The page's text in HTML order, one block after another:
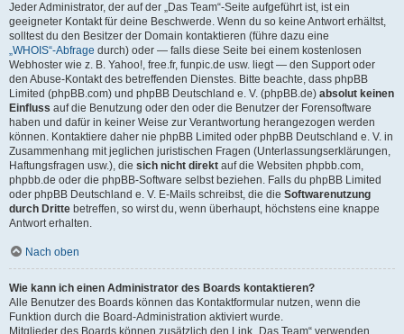
Jeder Administrator, der auf der „Das Team“-Seite aufgeführt ist, ist ein
geeigneter Kontakt für deine Beschwerde. Wenn du so keine Antwort erhältst,
solltest du den Besitzer der Domain kontaktieren (führe dazu eine
„WHOIS“-Abfrage durch) oder — falls diese Seite bei einem kostenlosen
Webhoster wie z. B. Yahoo!, free.fr, funpic.de usw. liegt — den Support oder
den Abuse-Kontakt des betreffenden Dienstes. Bitte beachte, dass phpBB
Limited (phpBB.com) und phpBB Deutschland e. V. (phpBB.de) absolut keinen
Einfluss auf die Benutzung oder den oder die Benutzer der Forensoftware
haben und dafür in keiner Weise zur Verantwortung herangezogen werden
können. Kontaktiere daher nie phpBB Limited oder phpBB Deutschland e. V. in
Zusammenhang mit jeglichen juristischen Fragen (Unterlassungserklärungen,
Haftungsfragen usw.), die sich nicht direkt auf die Websiten phpbb.com,
phpbb.de oder die phpBB-Software selbst beziehen. Falls du phpBB Limited
oder phpBB Deutschland e. V. E-Mails schreibst, die die Softwarenutzung
durch Dritte betreffen, so wirst du, wenn überhaupt, höchstens eine knappe
Antwort erhalten.
Nach oben
Wie kann ich einen Administrator des Boards kontaktieren?
Alle Benutzer des Boards können das Kontaktformular nutzen, wenn die
Funktion durch die Board-Administration aktiviert wurde.
Mitglieder des Boards können zusätzlich den Link „Das Team“ verwenden.